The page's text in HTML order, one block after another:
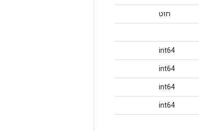
חוּט
int64
int64
int64
int64